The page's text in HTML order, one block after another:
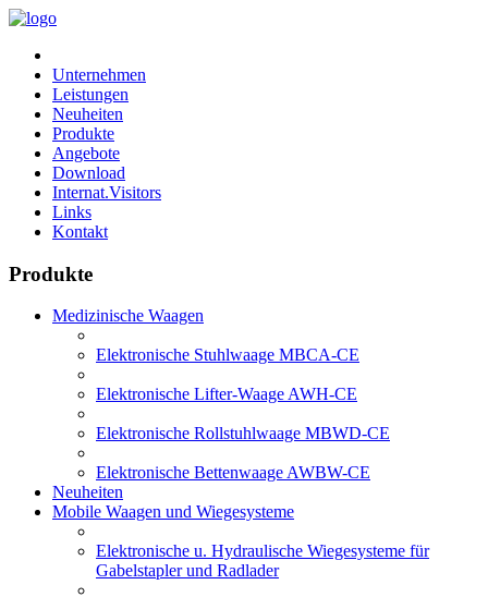
Unternehmen
Leistungen
Neuheiten
Produkte
Angebote
Download
Internat.Visitors
Links
Kontakt
Produkte
Medizinische Waagen
Elektronische Stuhlwaage MBCA-CE
Elektronische Lifter-Waage AWH-CE
Elektronische Rollstuhlwaage MBWD-CE
Elektronische Bettenwaage AWBW-CE
Neuheiten
Mobile Waagen und Wiegesysteme
Elektronische u. Hydraulische Wiegesysteme für
Gabelstapler und Radlader